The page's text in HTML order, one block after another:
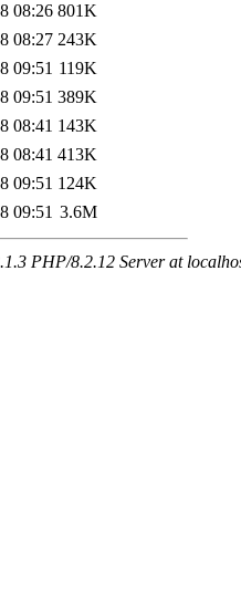
08:26 801K
08:27 243K
09:51 119K
09:51 389K
08:41 143K
08:41 413K
09:51 124K
09:51 3.6M
PHP/8.2.12 Server at